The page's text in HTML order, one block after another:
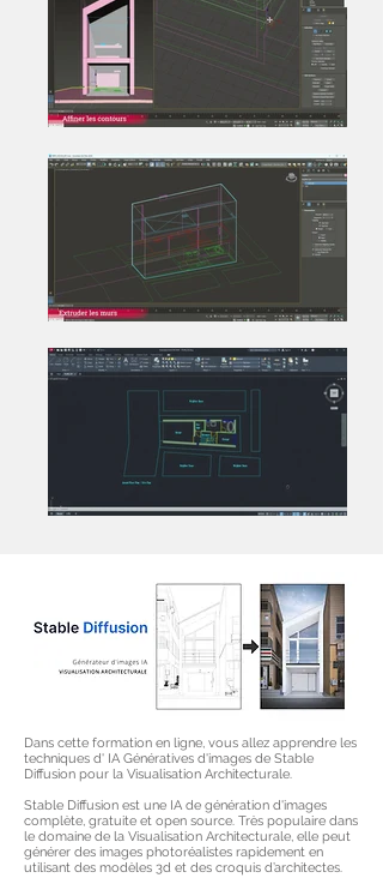
Dans cette formation en ligne, vous allez apprendre les
techniques d' IA Génératives d'images de Stable
Diffusion pour la Visualisation Architecturale.
Stable Diffusion est une IA de génération d'images
complète, gratuite et open source. Très populaire dans
le domaine de la Visualisation Architecturale, elle peut
générer des images photoréalistes rapidement en
utilisant des modèles 3d et des croquis d’architectes.